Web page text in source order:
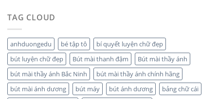
TAG CLOUD
anhduongedu bé tập tô
bí quyết luyện chữ đẹp
bút luyện chữ đẹp
Bút mài thanh đậm
Bút mài thầy ánh
bút mài thầy ánh Bắc Ninh
bút mài thầy ánh chính hãng
bút mài ánh dương
bút máy bút ánh dương
bảng chữ cái